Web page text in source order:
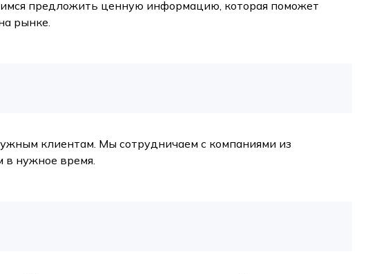
предложить ценную информацию, которая поможет
рынке.
клиентам. Мы сотрудничаем с компаниями из
в нужное время.